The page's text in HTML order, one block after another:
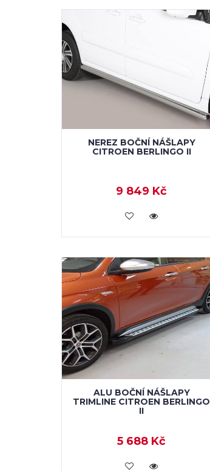
NEREZ BOČNÍ NÁŠLAPY
CITROEN BERLINGO II
9 849 Kč
KOUPIT
ALU BOČNÍ NÁŠLAPY
TRIMLINE CITROEN BERLINGO
II
5 688 Kč
KOUPIT